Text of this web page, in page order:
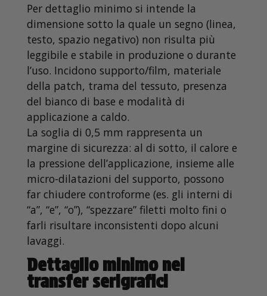
Per dettaglio minimo si intende la
dimensione sotto la quale un segno (linea,
testo, spazio negativo) non risulta più
leggibile e stabile in produzione o durante
l’uso. Incidono supporto/film, materiale
della patch, trama del tessuto, presenza
del bianco di base e modalità di
applicazione a caldo.
La soglia di 0,5 mm rappresenta un
margine di sicurezza: al di sotto, il calore e
la pressione dell’applicazione, insieme alle
micro-dilatazioni del supporto, possono
far chiudere controforme (es. gli interni di
“a”, “e”, “o”), “spezzare” filetti molto fini o
farli risultare inconsistenti dopo alcuni
lavaggi.
Dettaglio minimo nei
transfer serigrafici